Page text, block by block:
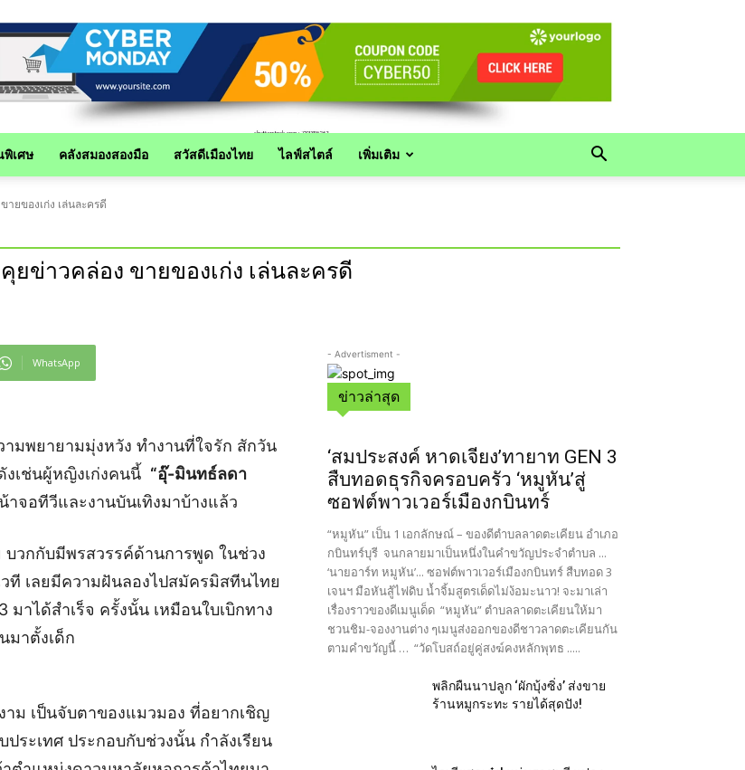
พิเศษ คลังสมองสองมือ สวัสดีเมืองไทย ไลฟ์สไตล์ เพิ่มเติม
ยของเก่ง เล่นละครดี
ข่าวคล่อง ขายของเก่ง เล่นละครดี
WhatsApp
มพยายามมุ่งหวัง ทำงานที่ใจรัก สักวัน
งเช่นผู้หญิงเก่งคนนี้ “อุ๊-มินทธ์ลดา
จอทีวีและงานบันเทิงมาบ้างแล้ว
บวกกับมีพรสวรรค์ด้านการพูด ในช่วง
ที เลยมีความฝันลองไปสมัครมิสทีนไทย
าได้สำเร็จ ครั้งนั้น เหมือนใบเบิกทาง
มาตั้งเด็ก
าม เป็นจับตาของแมวมอง ที่อยากเชิญ
ระเทศ ประกอบกับช่วงนั้น กำลังเรียน
- Advertisment -
ข่าวล่าสุด
‘สมประสงค์ หาดเจียง’ทายาท GEN 3
สืบทอดธุรกิจครอบครัว ‘หมูหัน’สู่
ซอฟต์พาวเวอร์เมืองกบินทร์
“หมูหัน” เป็น 1 เอกลักษณ์ – ของดีตำบลลาดตะเคียน อำเภอ
กบินทร์บุรี จนกลายมาเป็นหนึ่งในคำขวัญประจำตำบล ...
‘นายอาร์ท หมูหัน’... ซอฟต์พาวเวอร์เมืองกบินทร์ สืบทอด 3
เจนฯ มือหันสู้ไฟดิบ น้ำจิ้มสูตรเด็ดไม่ง้อมะนาว! จะมาเล่า
เรื่องราวของดีเมนูเด็ด “หมูหัน” ตำบลลาดตะเคียนให้มา
ชวนชิม-จองงานต่าง ๆเมนูส่งออกของดีชาวลาดตะเคียนกัน
ตามคำขวัญนี้ … “วัดโบสถ์อยู่คู่สงฆ์คงหลักพุทธ .....
พลิกผืนนาปลูก ‘ผักบุ้งซิ่ง’ ส่งขาย
ร้านหมูกระทะ รายได้สุดปัง!